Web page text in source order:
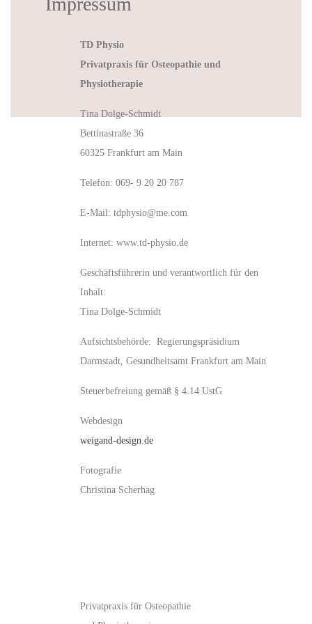
TD Physio
Privatpraxis für Osteopathie und
Physiotherapie
Tina Dolge-Schmidt
Bettinastraße 36
60325 Frankfurt am Main
Telefon: 069- 9 20 20 787
E-Mail: tdphysio@me.com
Internet: www.td-physio.de
Geschäftsführerin und verantwortlich für den
Inhalt:
Tina Dolge-Schmidt
Aufsichtsbehörde: Regierungspräsidium
Darmstadt, Gesundheitsamt Frankfurt am Main
Steuerbefreiung gemäß § 4.14 UstG
Webdesign
weigand-design.de
Fotografie
Christina Scherhag
Privatpraxis für Osteopathie